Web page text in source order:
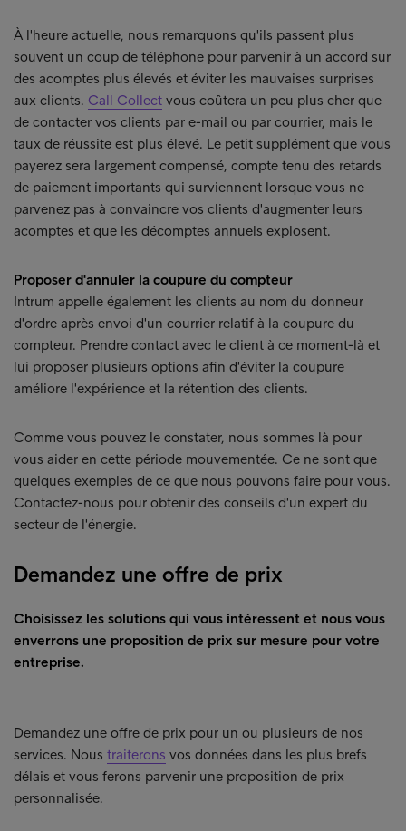
À l'heure actuelle, nous remarquons qu'ils passent plus
souvent un coup de téléphone pour parvenir à un accord sur
des acomptes plus élevés et éviter les mauvaises surprises
aux clients. Call Collect vous coûtera un peu plus cher que
de contacter vos clients par e-mail ou par courrier, mais le
taux de réussite est plus élevé. Le petit supplément que vous
payerez sera largement compensé, compte tenu des retards
de paiement importants qui surviennent lorsque vous ne
parvenez pas à convaincre vos clients d'augmenter leurs
acomptes et que les décomptes annuels explosent.
Proposer d'annuler la coupure du compteur
Intrum appelle également les clients au nom du donneur
d'ordre après envoi d'un courrier relatif à la coupure du
compteur. Prendre contact avec le client à ce moment-là et
lui proposer plusieurs options afin d'éviter la coupure
améliore l'expérience et la rétention des clients.
Comme vous pouvez le constater, nous sommes là pour
vous aider en cette période mouvementée. Ce ne sont que
quelques exemples de ce que nous pouvons faire pour vous.
Contactez-nous pour obtenir des conseils d'un expert du
secteur de l'énergie.
Demandez une offre de prix
Choisissez les solutions qui vous intéressent et nous vous
enverrons une proposition de prix sur mesure pour votre
entreprise.
Demandez une offre de prix pour un ou plusieurs de nos
services. Nous traiterons vos données dans les plus brefs
délais et vous ferons parvenir une proposition de prix
personnalisée.